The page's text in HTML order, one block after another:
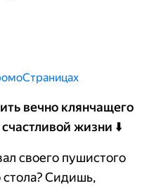
вечно клянчащего
жизни ⬇️
своего пушистого
Сидишь,